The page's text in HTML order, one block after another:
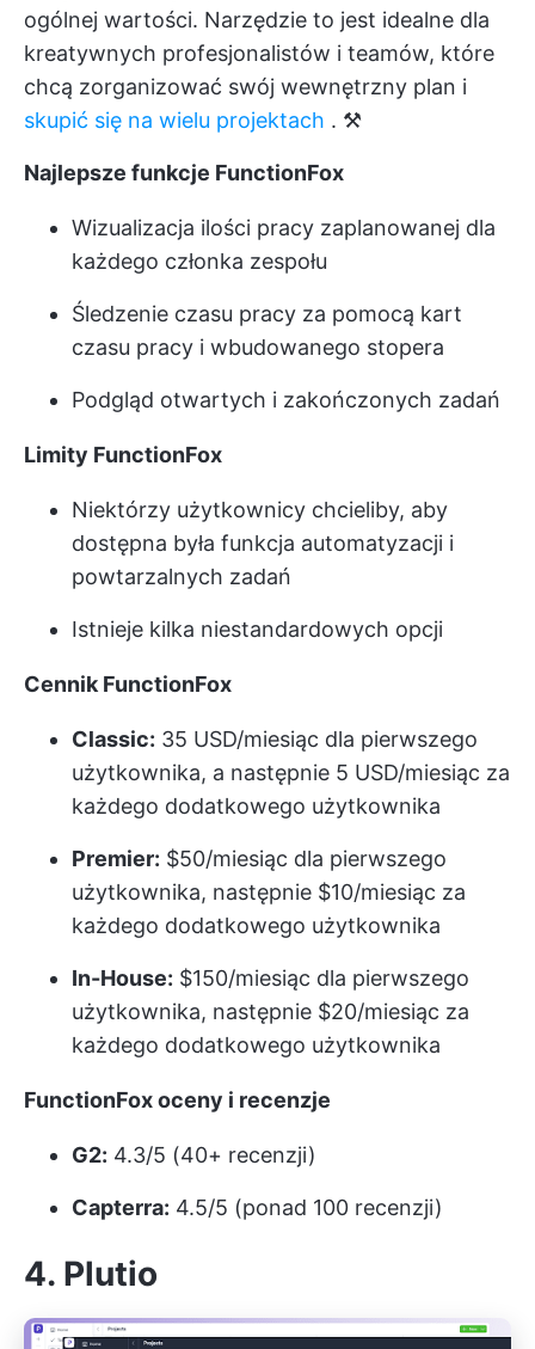
ogólnej wartości. Narzędzie to jest idealne dla
kreatywnych profesjonalistów i teamów, które
chcą zorganizować swój wewnętrzny plan i
skupić się na wielu projektach . ⚒️
Najlepsze funkcje FunctionFox
Wizualizacja ilości pracy zaplanowanej dla
każdego członka zespołu
Śledzenie czasu pracy za pomocą kart
czasu pracy i wbudowanego stopera
Podgląd otwartych i zakończonych zadań
Limity FunctionFox
Niektórzy użytkownicy chcieliby, aby
dostępna była funkcja automatyzacji i
powtarzalnych zadań
Istnieje kilka niestandardowych opcji
Cennik FunctionFox
Classic: 35 USD/miesiąc dla pierwszego
użytkownika, a następnie 5 USD/miesiąc za
każdego dodatkowego użytkownika
Premier: $50/miesiąc dla pierwszego
użytkownika, następnie $10/miesiąc za
każdego dodatkowego użytkownika
In-House: $150/miesiąc dla pierwszego
użytkownika, następnie $20/miesiąc za
każdego dodatkowego użytkownika
FunctionFox oceny i recenzje
G2: 4.3/5 (40+ recenzji)
Capterra: 4.5/5 (ponad 100 recenzji)
4. Plutio